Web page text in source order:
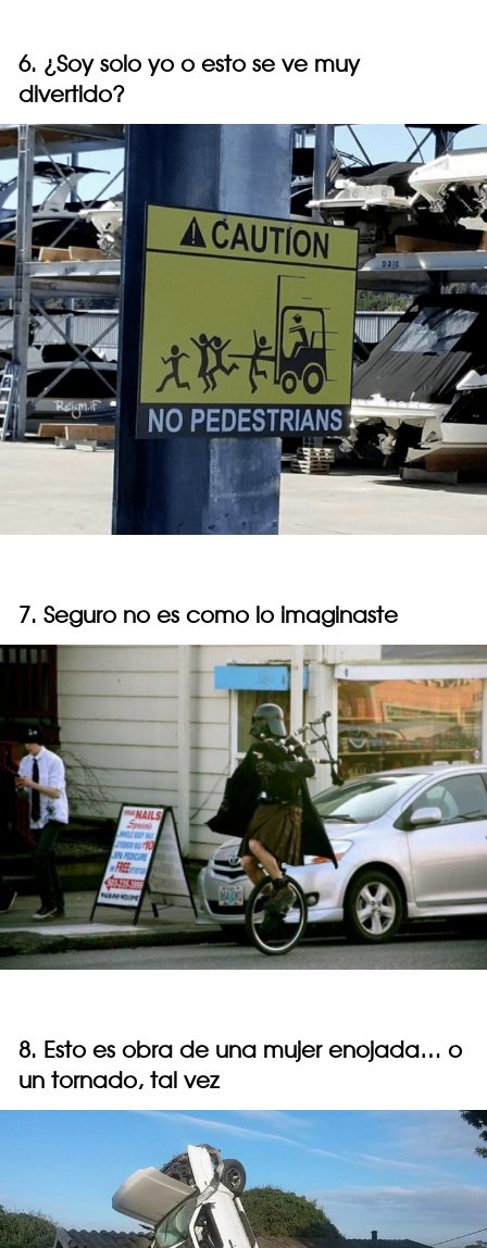
6. ¿Soy solo yo o esto se ve muy
divertido?
7. Seguro no es como lo imaginaste
8. Esto es obra de una mujer enojada… o
un tornado, tal vez